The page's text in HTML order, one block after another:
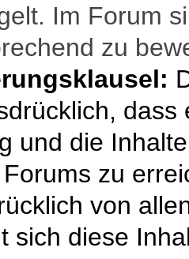
Im Forum
zu
und die
zu
von
sich diese